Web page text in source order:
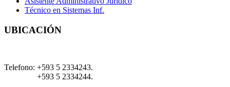
Técnico en Sistemas Inf.
UBICACIÓN
Telefono: +593 5 2334243.
+593 5 2334244.